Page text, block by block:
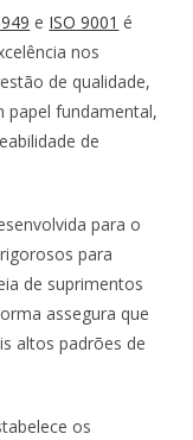
e ISO 9001 é
nos
de qualidade,
papel fundamental,
de
para o
para
de suprimentos
assegura que
altos padrões de
os